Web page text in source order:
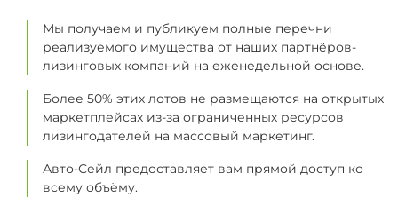
Мы получаем и публикуем полные перечни
реализуемого имущества от наших партнёров-
лизинговых компаний на еженедельной основе.
Более 50% этих лотов не размещаются на открытых
маркетплейсах из-за ограниченных ресурсов
лизингодателей на массовый маркетинг.
Авто-Сейл предоставляет вам прямой доступ ко
всему объёму.